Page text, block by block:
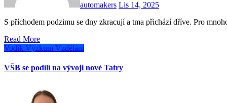
automakers Lis 14, 2025
S příchodem podzimu se dny zkracují a tma přichází dříve. Pro
Read More
Vodík Výzkum Vzdělání
VŠB se podílí na vývoji nové Tatry